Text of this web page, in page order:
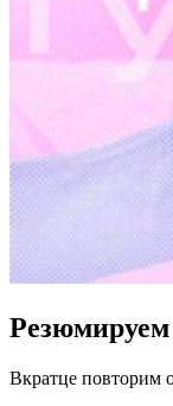
Резюмируем
Вкратце повторим